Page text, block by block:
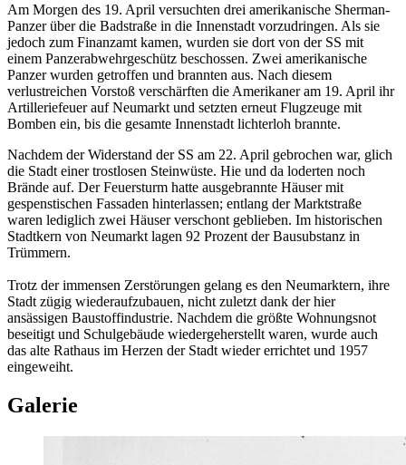
Am Morgen des 19. April versuchten drei amerikanische Sherman-
Panzer über die Badstraße in die Innenstadt vorzudringen. Als sie
jedoch zum Finanzamt kamen, wurden sie dort von der SS mit
einem Panzerabwehrgeschütz beschossen. Zwei amerikanische
Panzer wurden getroffen und brannten aus. Nach diesem
verlustreichen Vorstoß verschärften die Amerikaner am 19. April ihr
Artilleriefeuer auf Neumarkt und setzten erneut Flugzeuge mit
Bomben ein, bis die gesamte Innenstadt lichterloh brannte.
Nachdem der Widerstand der SS am 22. April gebrochen war, glich
die Stadt einer trostlosen Steinwüste. Hie und da loderten noch
Brände auf. Der Feuersturm hatte ausgebrannte Häuser mit
gespenstischen Fassaden hinterlassen; entlang der Marktstraße
waren lediglich zwei Häuser verschont geblieben. Im historischen
Stadtkern von Neumarkt lagen 92 Prozent der Bausubstanz in
Trümmern.
Trotz der immensen Zerstörungen gelang es den Neumarktern, ihre
Stadt zügig wiederaufzubauen, nicht zuletzt dank der hier
ansässigen Baustoffindustrie. Nachdem die größte Wohnungsnot
beseitigt und Schulgebäude wiedergeherstellt waren, wurde auch
das alte Rathaus im Herzen der Stadt wieder errichtet und 1957
eingeweiht.
Galerie